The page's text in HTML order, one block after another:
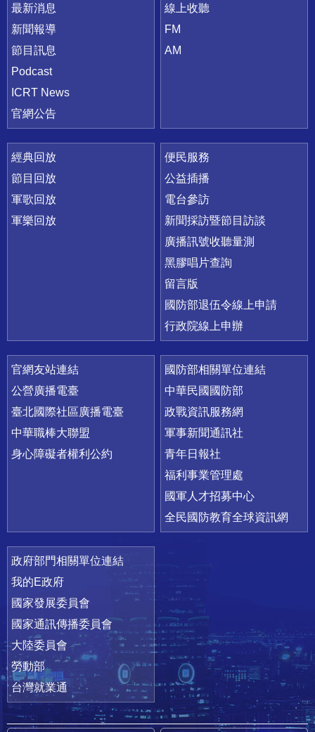
最新消息
新聞報導
節目訊息
Podcast
ICRT News
官網公告
線上收聽
FM
AM
經典回放
節目回放
軍歌回放
軍樂回放
便民服務
公益插播
電台參訪
新聞採訪暨節目訪談
廣播訊號收聽量測
黑膠唱片查詢
留言版
國防部退伍令線上申請
行政院線上申辦
官網友站連結
公營廣播電臺
臺北國際社區廣播電臺
中華職棒大聯盟
身心障礙者權利公約
國防部相關單位連結
中華民國國防部
政戰資訊服務網
軍事新聞通訊社
青年日報社
福利事業管理處
國軍人才招募中心
全民國防教育全球資訊網
政府部門相關單位連結
我的E政府
國家發展委員會
國家通訊傳播委員會
大陸委員會
勞動部
台灣就業通